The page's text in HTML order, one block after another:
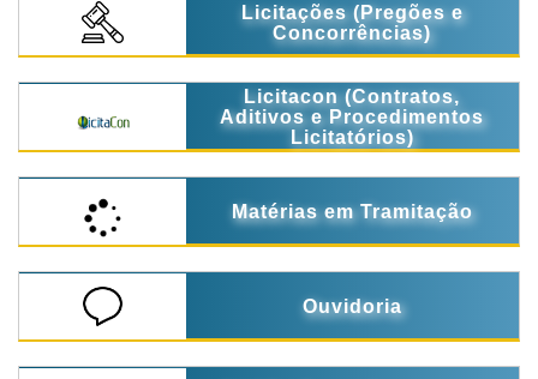
Licitações (Pregões e
Concorrências)
Licitacon (Contratos,
Aditivos e Procedimentos
Licitatórios)
Matérias em Tramitação
Ouvidoria